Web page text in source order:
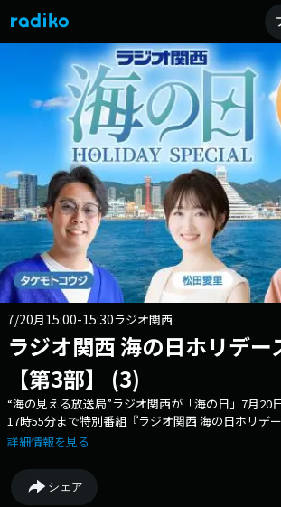
7/20月15:00-15:30ラジオ関西
ラジオ関西 海の日ホリデー
【第3部】 (3)
“海の見える放送局”ラジオ関西が「海の日」7月20
17時55分まで特別番組『ラジオ関西 海の日ホリデ
送！ 番組の垣根も越えて、ラジオ関西のパーソナ
ョンが一日を彩ります。 「楽しい」だけではなく
る」時間も。 この夏、あなたと“海”と“ラジオ関西
詳細情報を見る
シェア